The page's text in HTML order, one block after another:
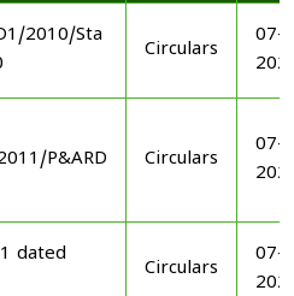
2010/Sta
Circulars
07-
P&ARD
Circulars
07-
dated
Circulars
07-